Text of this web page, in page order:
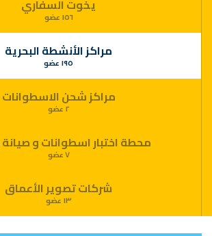
يخوت السفاري
١٥٦ عضو
مراكز الأنشطة البحرية
١٩٥ عضو
مراكز شحن الاسطوانات
٢ عضو
محطة اختبار اسطوانات و
٧ عضو
شركات تصوير الأعماق
١٣ عضو